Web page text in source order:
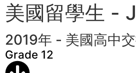
美國留學生 -
2019年 - 美國高中
Grade 12